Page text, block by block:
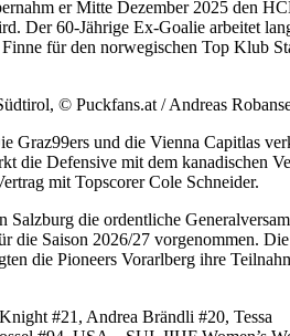
er Mitte Dezember 2025 den
Der 60-Jährige Ex-Goalie arbeitet
für den norwegischen Top Klub
© Puckfans.at / Andreas
Graz99ers und die Vienna Capitlas
die Defensive mit dem kanadischen
mit Topscorer Cole Schneider.
Salzburg die ordentliche
die Saison 2026/27 vorgenommen.
die Pioneers Vorarlberg ihre
#21, Andrea Brändli #20, Tessa